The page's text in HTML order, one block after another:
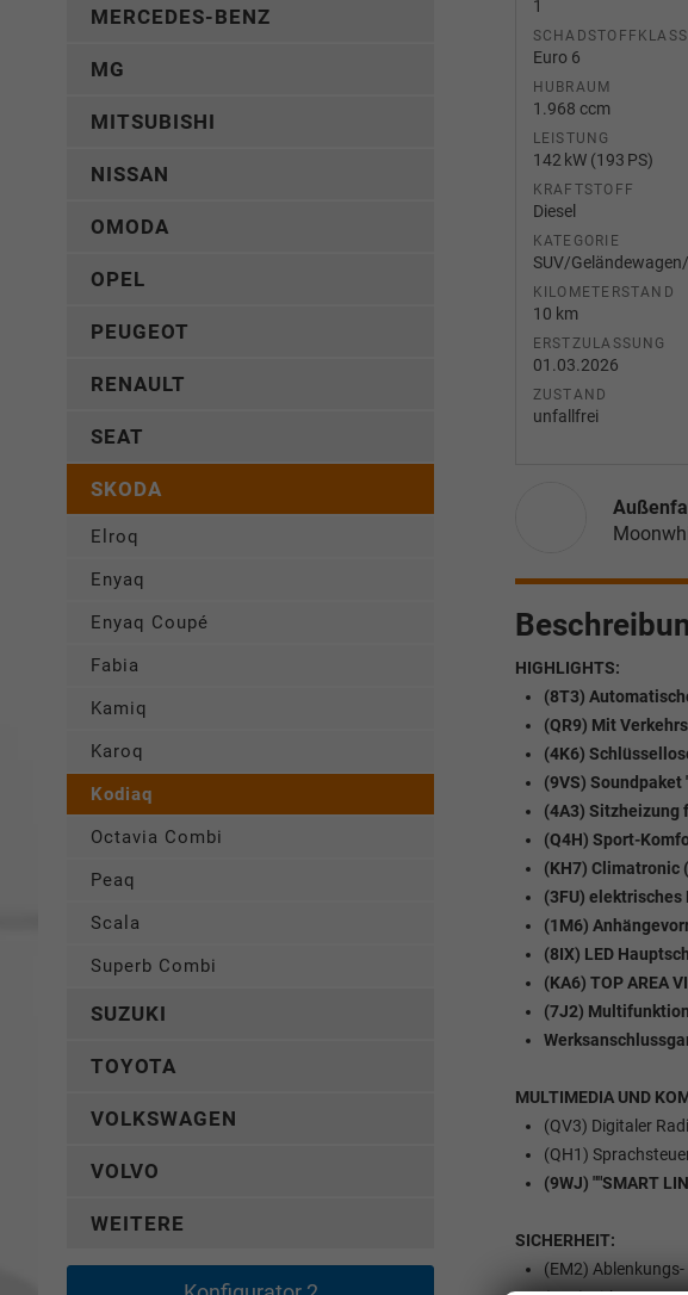
1
Euro 6
HUBRAUM
1.968 ccm
LEISTUNG
142 kW (193 PS)
KRAFTSTOFF
Diesel
KATEGORIE
SUV/
KILOMETERSTAND
10 km
ERSTZULASSUNG
01.03.2026
ZUSTAND
unfallfrei
HIGHLIGHTS:
(8T3)
(QR9) Mit
(4K6)
(9VS) Soundpaket
(4A3) Sitzheizung
(Q4H) Sport-
(KH7) Climatronic
(3FU)
(1M6)
(8IX) LED
(KA6) TOP AREA
(7J2)
MULTIMEDIA UND
(QV3) Digitaler
(QH1)
(9WJ) ""SMART
SICHERHEIT:
(EM2)
MERCEDES-BENZ
MG
MITSUBISHI
NISSAN
OMODA
OPEL
PEUGEOT
RENAULT
SEAT
SKODA
Elroq
Enyaq
Enyaq Coupé
Fabia
Kamiq
Karoq
Kodiaq
Octavia Combi
Peaq
Scala
Superb Combi
SUZUKI
TOYOTA
VOLKSWAGEN
VOLVO
WEITERE